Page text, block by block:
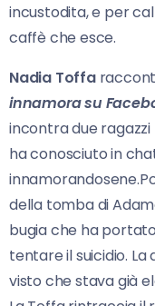
incustodita, e per
caffè che esce.
Nadia Toffa
innamora su
incontra due
ha conosciuto in
della tomba di
bugia che ha
tentare il suicidio.
visto che stava già